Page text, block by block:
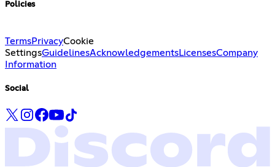
Policies
TermsPrivacyCookie
SettingsGuidelinesAcknowledgementsLicensesCompany
Information
Social